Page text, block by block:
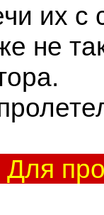
их с
не
Для